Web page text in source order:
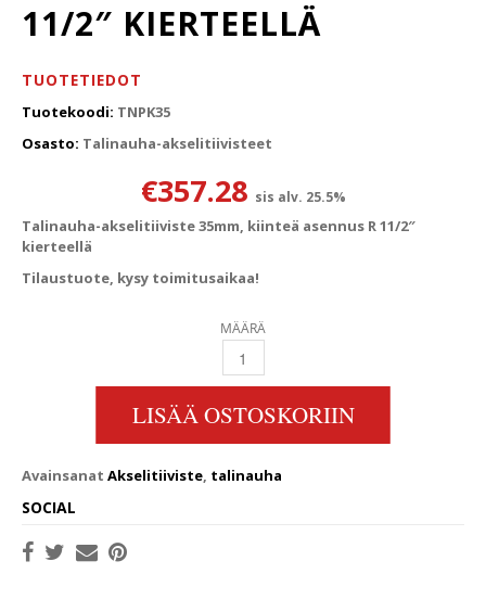
11/2″ KIERTEELLÄ
TUOTETIEDOT
Tuotekoodi: TNPK35
Osasto: Talinauha-akselitiivisteet
€357.28 sis alv. 25.5%
Talinauha-akselitiiviste 35mm, kiinteä asennus R 11/2″
kierteellä
Tilaustuote, kysy toimitusaikaa!
MÄÄRÄ
TALINAUHA-AKSELITIIVISTE 35MM, KIINTEÄ
LISÄÄ OSTOSKORIIN
Avainsanat Akselitiiviste, talinauha
SOCIAL